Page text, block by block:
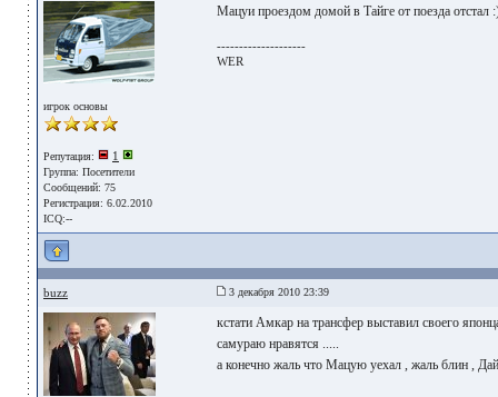
игрок основы
Репутация: 1
Группа: Посетители
Сообщений: 75
Регистрация: 6.02.2010
ICQ:--
Мацуи проездом домой в Тайге от поезда отстал
--------------------
WER
buzz 3 декабря 2010 23:39
кстати Амкар на трансфер выставил своего
самураю нравятся .....
а конечно жаль что Мацую уехал , жаль блин ,